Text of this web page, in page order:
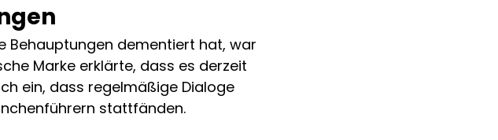
Behauptungen dementiert hat, war
Marke erklärte, dass es derzeit
ein, dass regelmäßige Dialoge
stattfänden.